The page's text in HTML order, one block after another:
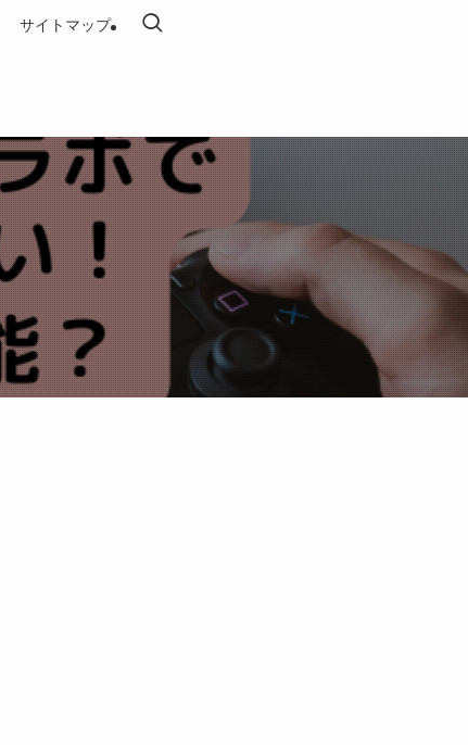
サイトマップ